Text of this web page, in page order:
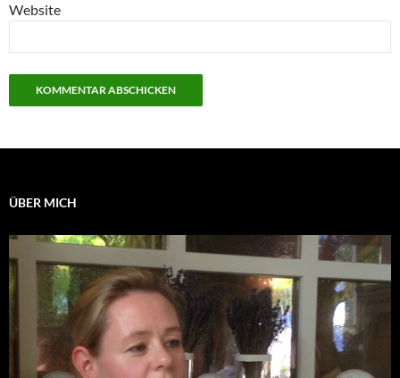
Website
ÜBER MICH